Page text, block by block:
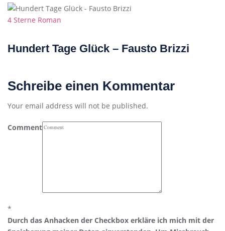
Categories
4 Sterne Roman
Hundert Tage Glück – Fausto Brizzi
Schreibe einen Kommentar
Your email address will not be published.
Comment
*
Durch das Anhacken der Checkbox erkläre ich mich mit der